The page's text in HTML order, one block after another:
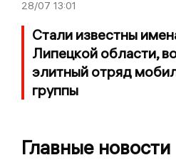
28/07 13:01
Стали известны
Липецкой области,
элитный отряд
группы
Главные новости